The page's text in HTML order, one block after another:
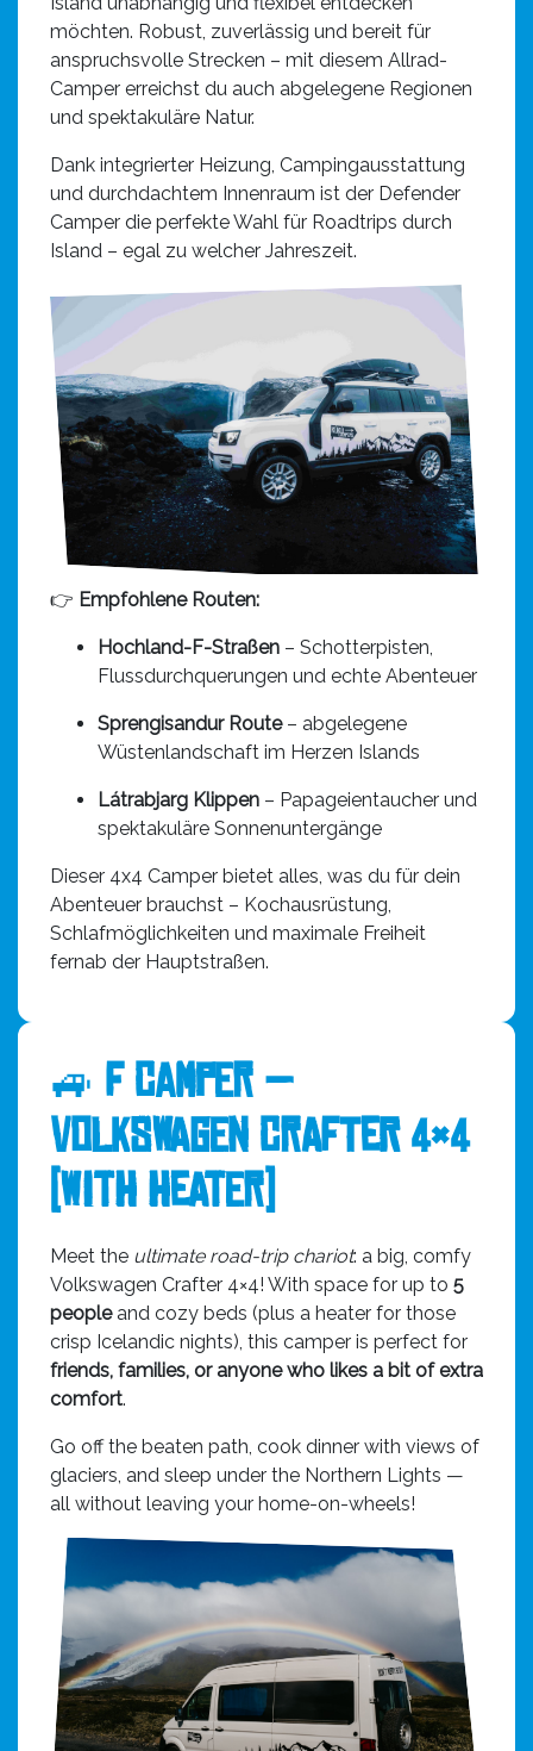
möchten. Robust, zuverlässig und bereit für
anspruchsvolle Strecken – mit diesem Allrad-
Camper erreichst du auch abgelegene Regionen
und spektakuläre Natur.
Dank integrierter Heizung, Campingausstattung
und durchdachtem Innenraum ist der Defender
Camper die perfekte Wahl für Roadtrips durch
Island – egal zu welcher Jahreszeit.
👉 Empfohlene Routen:
Hochland-F-Straßen – Schotterpisten,
Flussdurchquerungen und echte Abenteuer
Sprengisandur Route– abgelegene
Wüstenlandschaft im Herzen Islands
Látrabjarg Klippen – Papageientaucher und
spektakuläre Sonnenuntergänge
Dieser 4x4 Camper bietet alles, was du für dein
Abenteuer brauchst – Kochausrüstung,
Schlafmöglichkeiten und maximale Freiheit
fernab der Hauptstraßen.
🚙 F Camper —
Volkswagen Crafter 4×4
(with Heater)
Meet the ultimate road-trip chariot: a big, comfy
Volkswagen Crafter 4×4! With space for up to 5
peopleand cozy beds (plus a heater for those
crisp Icelandic nights), this camper is perfect for
friends, families, or anyone who likes a bit of extra
comfort.
Go off the beaten path, cook dinner with views of
glaciers, and sleep under the Northern Lights —
all without leaving your home-on-wheels!